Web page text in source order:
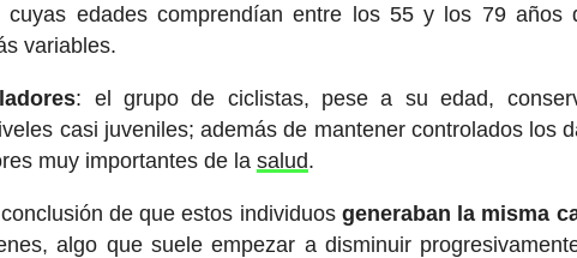
cuyas edades comprendían entre los 55 y los 79
variables.
: el grupo de ciclistas, pese a su edad,
casi juveniles; además de mantener controlados los
muy importantes de lasalud.
de que estos individuos generaban la misma
algo que suele empezar a disminuir